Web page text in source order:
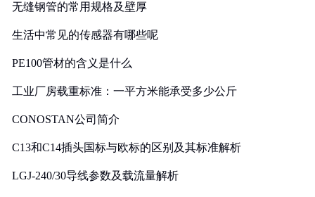
无缝钢管的常用规格及壁厚
生活中常见的传感器有哪些呢
PE100管材的含义是什么
工业厂房载重标准：一平方米能承受多少公斤
CONOSTAN公司简介
C13和C14插头国标与欧标的区别及其标准解析
LGJ-240/30导线参数及载流量解析